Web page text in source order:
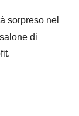
sorpreso nel
di